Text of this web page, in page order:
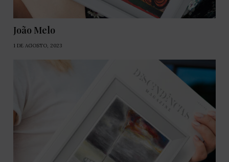
João Melo
1 DE AGOSTO, 2023